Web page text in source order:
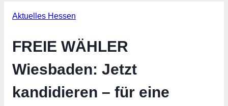
Aktuelles Hessen
FREIE WÄHLER
Wiesbaden: Jetzt
kandidieren – für eine